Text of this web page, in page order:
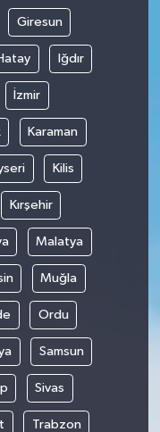
Giresun
Iğdır
İzmir
Karaman
Kilis
Kırşehir
Malatya
Muğla
Ordu
Samsun
Sivas
Trabzon